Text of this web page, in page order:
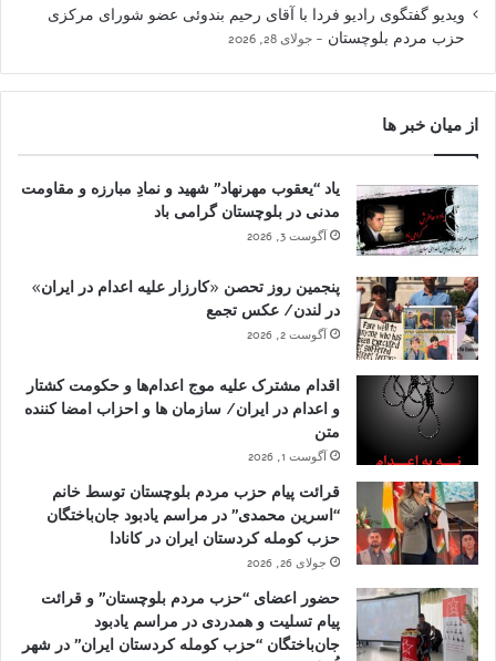
ویدیو گفتگوی رادیو فردا با آقای رحیم بندوئی عضو شورای مرکزی
حزب مردم بلوچستان
جولای 28, 2026
از میان خبر ها
یاد “یعقوب مهرنهاد” شهید و نمادِ مبارزه و مقاومت
مدنی در بلوچستان گرامی باد
آگوست 3, 2026
پنجمین روز تحصن «کارزار علیه اعدام در ایران»
در لندن/ عکس تجمع
آگوست 2, 2026
اقدام مشترک علیه موج اعدام‌ها و حکومت کشتار
و اعدام در ایران/ سازمان ها و احزاب امضا کننده
متن
آگوست 1, 2026
قرائت پیام حزب مردم بلوچستان توسط خانم
“اسرین محمدی” در مراسم یادبود جان‌باختگان
حزب کومله کردستان ایران در کانادا
جولای 26, 2026
حضور اعضای “حزب مردم بلوچستان” و قرائت
پیام تسلیت و همدردی در مراسم یادبود
جان‌باختگان “حزب کومله کردستان ایران” در شهر